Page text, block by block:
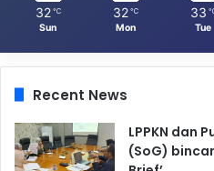
32 ℃
Sun
32 ℃
Mon
33
Tue
Recent News
LPPKN dan
(SoG)